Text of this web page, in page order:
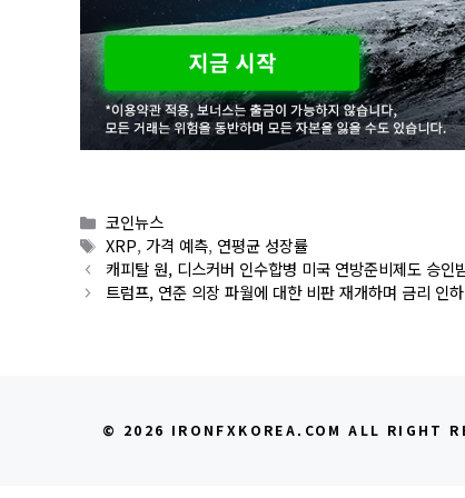
Categories
코인뉴스
Tags
XRP, 가격 예측, 연평균 성장률
캐피탈 원, 디스커버 인수합병 미국 연방준비제도 승인
트럼프, 연준 의장 파월에 대한 비판 재개하며 금리 인
© 2026 IRONFXKOREA.COM ALL RIGHT